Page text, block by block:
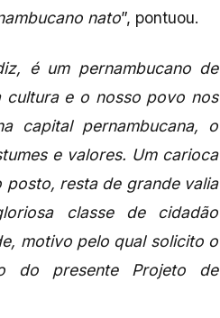
nato”, pontuou.
é um pernambucano de
cultura e o nosso povo nos
capital pernambucana, o
e valores. Um carioca
resta de grande valia
classe de cidadão
motivo pelo qual solicito o
do presente Projeto de